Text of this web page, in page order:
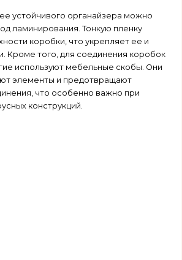
устойчивого органайзера можно
ламинирования. Тонкую пленку
коробки, что укрепляет ее и
Кроме того, для соединения коробок
используют мебельные скобы. Они
элементы и предотвращают
что особенно важно при
конструкций.